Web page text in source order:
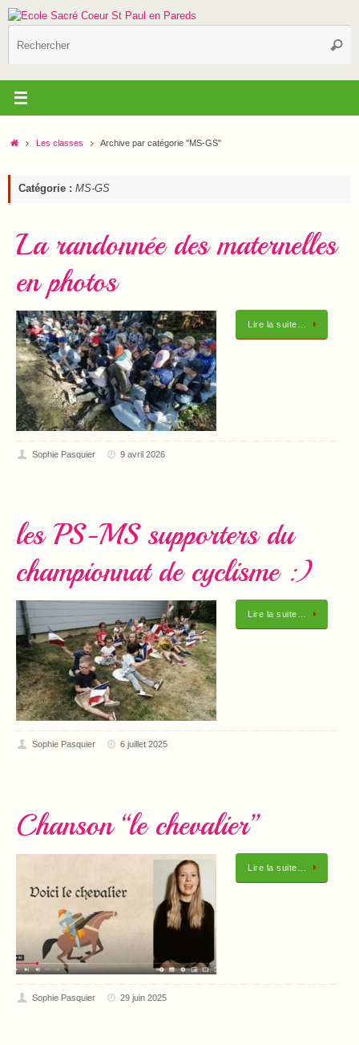
Passer
au
contenu
AccueilLes classes Archive par catégorie "MS-GS"
Catégorie : MS-GS
La randonnée des maternelles
en photos
Lire la suite…
Sophie Pasquier 9 avril 2026
les PS-MS supporters du
championnat de cyclisme :)
Lire la suite…
Sophie Pasquier 6 juillet 2025
Chanson “le chevalier”
Lire la suite…
Sophie Pasquier 29 juin 2025